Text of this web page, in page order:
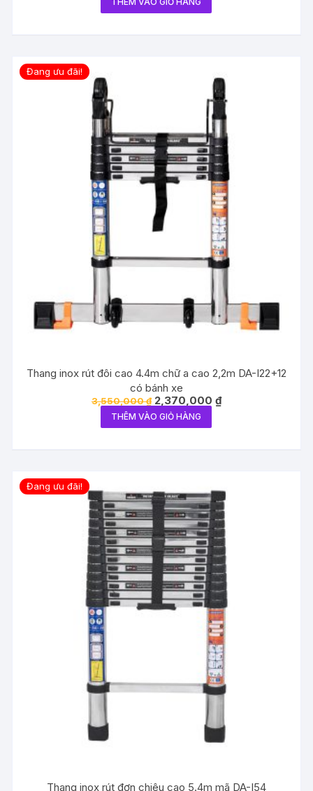
là:
1,580,000 ₫.
Đang ưu đãi!
Thang inox rút đôi cao 4.4m chữ a cao 2,2m DA-I22+12
có bánh xe
3,550,000₫ Giá
gốc
là:
3,550,000 ₫.
2,370,000 ₫Giá
hiện
THÊM VÀO GIỎ HÀNG
Đang ưu đãi!
Thang inox rút đơn chiêu cao 5.4m mã DA-I54